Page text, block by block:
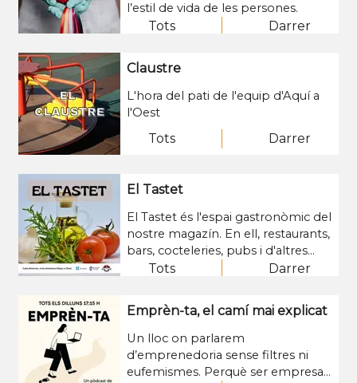
l’estil de vida de les persones.
Tots Darrer
Claustre
L'hora del pati de l'equip d'Aquí a
l'Oest
Tots Darrer
El Tastet
El Tastet és l'espai gastronòmic del
nostre magazín. En ell, restaurants,
bars, cocteleries, pubs i d'altres
negocis i també projectes vinculats
lleidatanes tenen el micro obert!
Tots Darrer
Emprèn-ta, el camí mai explicat
Un lloc on parlarem
d’emprenedoria sense filtres ni
eufemismes. Perquè ser empresari